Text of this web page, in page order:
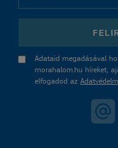
Adataid megadásával
morahalom.hu híreket,
elfogadod az